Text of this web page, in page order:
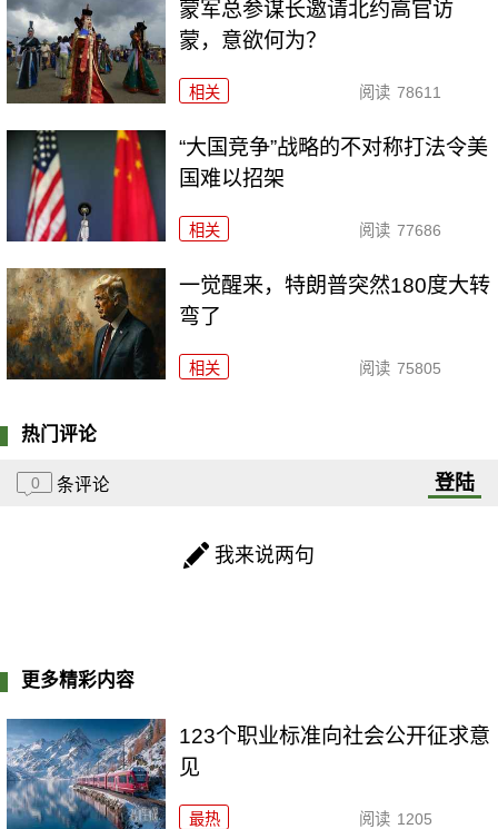
​蒙军总参谋长邀请北约高官访
蒙，意欲何为？
相关 阅读 78611
“大国竞争”战略的不对称打法令美
国难以招架
相关 阅读 77686
一觉醒来，特朗普突然180度大转
弯了
相关 阅读 75805
热门评论
0 条评论 登陆
我来说两句
更多精彩内容
123个职业标准向社会公开征求意
见
最热 阅读 1205